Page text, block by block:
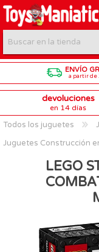
ENVÍO
a partir de
devoluciones
en 14 días
Todos los juguetes
Juguetes Construcción
LEGO